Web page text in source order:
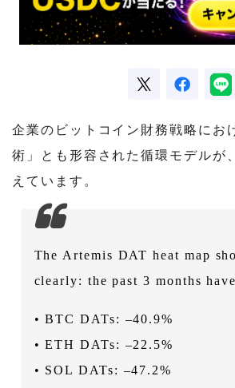
企業のビットコイン財務戦略にお
術」とも形容された循環モデルが
えています。
The Artemis DAT heat map
clearly: the past 3 months
• BTC DATs: –40.9%
• ETH DATs: –22.5%
• SOL DATs: –47.2%